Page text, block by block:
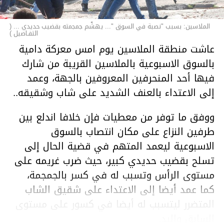
الملاسين: بسبب "نصبة في السوق "... يهشّم جمجمته بقضيب حديدي ... (
التفـاصيل )
عاشت منطقة الملاسين يوم امس معركة دامية
بالسوق الاسبوعية بالملاسين القريبة من شارك
فيها أحد المنحرفين المعروفين بالجهة، وعمد
إلى الاعتداء بالعنف الشديد على شاب وشقيقه..
ووفق ما توفر من معطيات فإن خلافا اندلع بين
طرفين النزاع على مكان انتصاب بالسوق
الاسبوعية ليعمد المتهم في قضية الحال إلى
تسلح بقضيب حديدي كبير، حيث ضرب غريمه على
مستوى الرأس وتسبب له في كسر بالجمجمة،
كما عمد أيضا إلى الاعتداء على شقيق الشاب
المتضرر ليتسبب له أيضا في كسور على مستوى